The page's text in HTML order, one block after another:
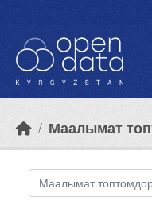
Маалымат